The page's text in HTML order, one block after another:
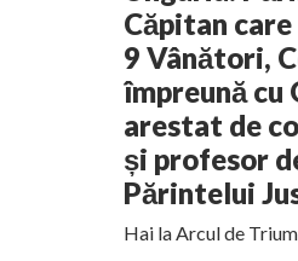
Căpitan
9 Vânători,
împreună cu
arestat de
și profesor
Părintelui
Hai la Arcul de